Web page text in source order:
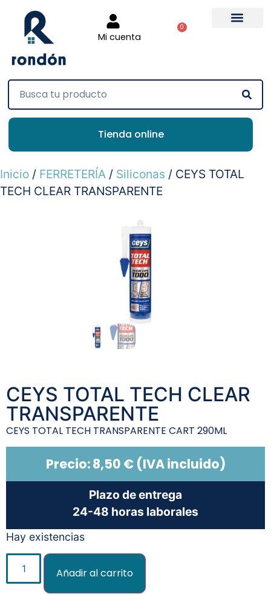
Mi cuenta
0
Tienda online
Inicio / FERRETERÍA / Siliconas / CEYS TOTAL
TECH CLEAR TRANSPARENTE
CEYS TOTAL TECH CLEAR
TRANSPARENTE
CEYS TOTAL TECH TRANSPARENTE CART 290ML
Precio:8,50 €(IVA incluido)
Plazo de entrega
24-48 horas laborales
Hay existencias
Añadir al carrito